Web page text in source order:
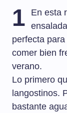
1
En esta
perfecta
comer bien
verano.
Lo primero
langostinos.
bastante